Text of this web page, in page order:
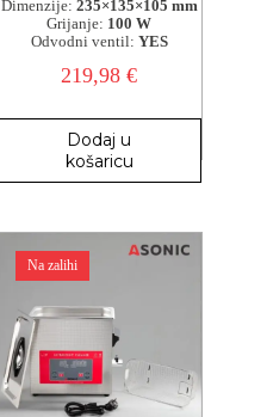
Dimenzije: 235×135×105 mm
Grijanje: 100 W
Odvodni ventil: YES
219,98€
Dodaj u
košaricu
Na zalihi